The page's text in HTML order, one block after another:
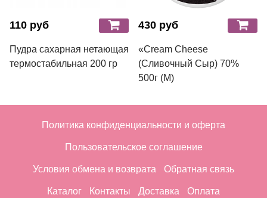
110 руб
Пудра сахарная нетающая
термостабильная 200 гр
430 руб
«Cream Cheese
(Сливочный Сыр) 70%
500г (М)
Политика конфиденциальности и оферта
Пользовательское соглашение
Условия обмена и возврата Обратная связь
Каталог Контакты Доставка Оплата